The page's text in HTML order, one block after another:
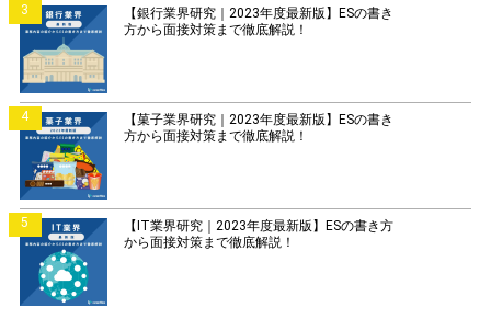
3
【銀行業界研究｜2023年度最新版】ESの書き
方から面接対策まで徹底解説！
4
【菓子業界研究｜2023年度最新版】ESの書き
方から面接対策まで徹底解説！
5
【IT業界研究｜2023年度最新版】ESの書き方
から面接対策まで徹底解説！